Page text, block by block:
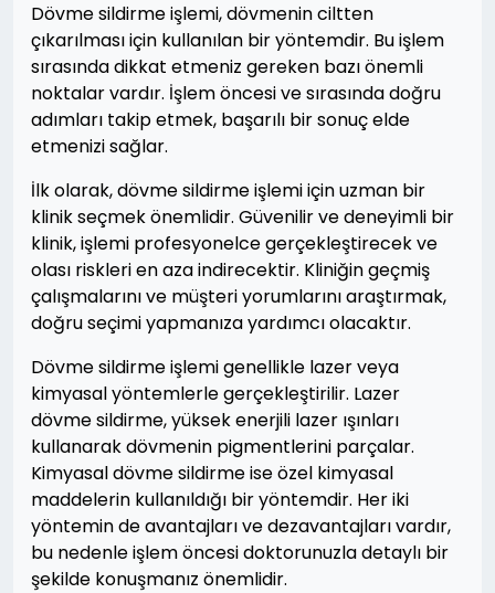
Dövme sildirme işlemi, dövmenin ciltten
çıkarılması için kullanılan bir yöntemdir. Bu işlem
sırasında dikkat etmeniz gereken bazı önemli
noktalar vardır. İşlem öncesi ve sırasında doğru
adımları takip etmek, başarılı bir sonuç elde
etmenizi sağlar.
İlk olarak, dövme sildirme işlemi için uzman bir
klinik seçmek önemlidir. Güvenilir ve deneyimli bir
klinik, işlemi profesyonelce gerçekleştirecek ve
olası riskleri en aza indirecektir. Kliniğin geçmiş
çalışmalarını ve müşteri yorumlarını araştırmak,
doğru seçimi yapmanıza yardımcı olacaktır.
Dövme sildirme işlemi genellikle lazer veya
kimyasal yöntemlerle gerçekleştirilir. Lazer
dövme sildirme, yüksek enerjili lazer ışınları
kullanarak dövmenin pigmentlerini parçalar.
Kimyasal dövme sildirme ise özel kimyasal
maddelerin kullanıldığı bir yöntemdir. Her iki
yöntemin de avantajları ve dezavantajları vardır,
bu nedenle işlem öncesi doktorunuzla detaylı bir
şekilde konuşmanız önemlidir.